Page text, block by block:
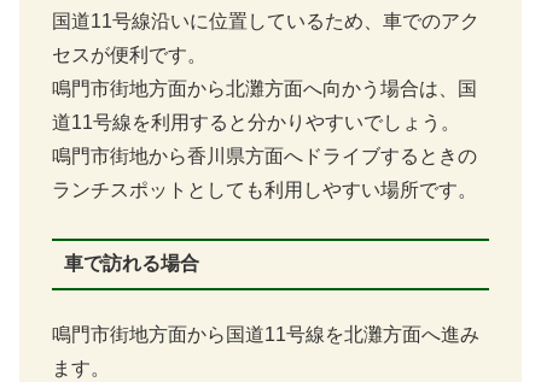
国道11号線沿いに位置しているため、車でのアク
セスが便利です。
鳴門市街地方面から北灘方面へ向かう場合は、国
道11号線を利用すると分かりやすいでしょう。
鳴門市街地から香川県方面へドライブするときの
ランチスポットとしても利用しやすい場所です。
車で訪れる場合
鳴門市街地方面から国道11号線を北灘方面へ進み
ます。